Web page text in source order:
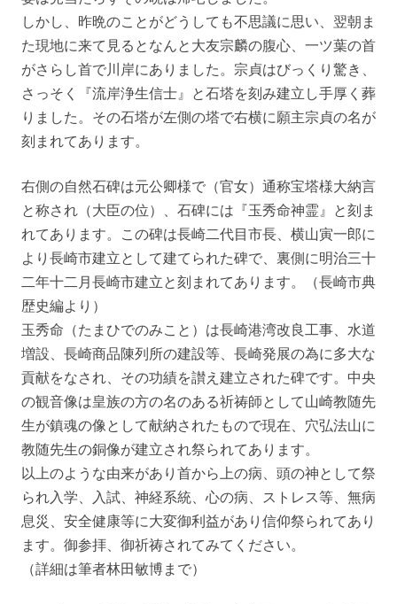
しかし、昨晩のことがどうしても不思議に思い、翌朝ま
た現地に来て見るとなんと大友宗麟の腹心、一ツ葉の首
がさらし首で川岸にありました。宗貞はびっくり驚き、
さっそく『流岸浄生信士』と石塔を刻み建立し手厚く葬
りました。その石塔が左側の塔で右横に願主宗貞の名が
刻まれてあります。
右側の自然石碑は元公卿様で（官女）通称宝塔様大納言
と称され（大臣の位）、石碑には『玉秀命神霊』と刻ま
れてあります。この碑は長崎二代目市長、横山寅一郎に
より長崎市建立として建てられた碑で、裏側に明治三十
二年十二月長崎市建立と刻まれてあります。（長崎市典
歴史編より）
玉秀命（たまひでのみこと）は長崎港湾改良工事、水道
増設、長崎商品陳列所の建設等、長崎発展の為に多大な
貢献をなされ、その功績を讃え建立された碑です。中央
の観音像は皇族の方の名のある祈祷師として山崎教随先
生が鎮魂の像として献納されたもので現在、穴弘法山に
教随先生の銅像が建立され祭られてあります。
以上のような由来があり首から上の病、頭の神として祭
られ入学、入試、神経系統、心の病、ストレス等、無病
息災、安全健康等に大変御利益があり信仰祭られてあり
ます。御参拝、御祈祷されてみてください。
（詳細は筆者林田敏博まで）